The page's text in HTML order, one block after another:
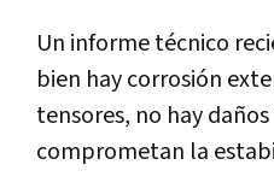
Un informe técnico
bien hay corrosión
tensores, no hay
comprometan la